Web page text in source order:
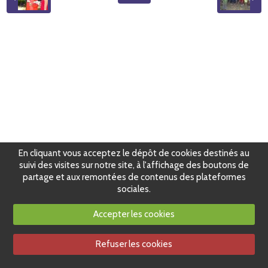
En cliquant vous acceptez le dépôt de cookies destinés au
suivi des visites sur notre site, à l'affichage des boutons de
partage et aux remontées de contenus des plateformes
sociales.
Accepter les cookies
Refuser les cookies